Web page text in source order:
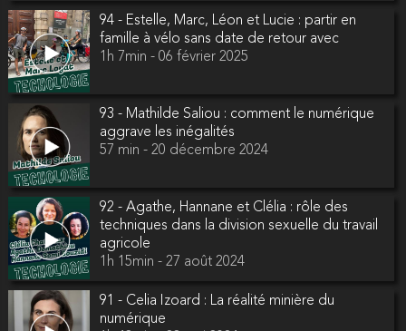
94 - Estelle, Marc, Léon et Lucie : partir en
famille à vélo sans date de retour avec
1h 7min - 06 février 2025
93 - Mathilde Saliou : comment le numérique
aggrave les inégalités
57 min - 20 décembre 2024
92 - Agathe, Hannane et Clélia : rôle des
techniques dans la division sexuelle du travail
agricole
1h 15min - 27 août 2024
91 - Celia Izoard : La réalité minière du
numérique